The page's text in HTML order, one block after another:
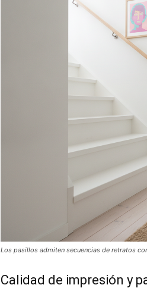
Los pasillos admiten secuencias de retratos
Calidad de impresión y